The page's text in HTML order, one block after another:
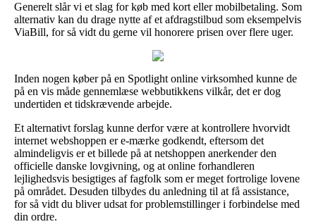
Generelt slår vi et slag for køb med kort eller mobilbetaling. Som
alternativ kan du drage nytte af et afdragstilbud som eksempelvis
ViaBill, for så vidt du gerne vil honorere prisen over flere uger.
Inden nogen køber på en Spotlight online virksomhed kunne de
på en vis måde gennemlæse webbutikkens vilkår, det er dog
undertiden et tidskrævende arbejde.
Et alternativt forslag kunne derfor være at kontrollere hvorvidt
internet webshoppen er e-mærke godkendt, eftersom det
almindeligvis er et billede på at netshoppen anerkender den
officielle danske lovgivning, og at online forhandleren
lejlighedsvis besigtiges af fagfolk som er meget fortrolige lovene
på området. Desuden tilbydes du anledning til at få assistance,
for så vidt du bliver udsat for problemstillinger i forbindelse med
din ordre.